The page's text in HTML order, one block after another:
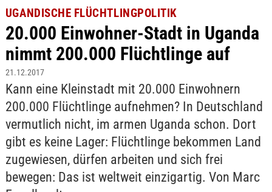
UGANDISCHE FLÜCHTLINGPOLITIK
20.000 Einwohner-Stadt in Uganda
nimmt 200.000 Flüchtlinge auf
21.12.2017
Kann eine Kleinstadt mit 20.000 Einwohnern
200.000 Flüchtlinge aufnehmen? In Deutschland
vermutlich nicht, im armen Uganda schon. Dort
gibt es keine Lager: Flüchtlinge bekommen Land
zugewiesen, dürfen arbeiten und sich frei
bewegen: Das ist weltweit einzigartig. Von Marc